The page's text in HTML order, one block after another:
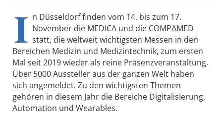
I n Düsseldorf finden vom 14. bis zum 17.
November die MEDICA und die COMPAMED
statt, die weltweit wichtigsten Messen in den
Bereichen Medizin und Medizintechnik, zum ersten
Mal seit 2019 wieder als reine Präsenzveranstaltung.
Über 5000 Aussteller aus der ganzen Welt haben
sich angemeldet. Zu den wichtigsten Themen
gehören in diesem Jahr die Bereiche Digitalisierung,
Automation und Wearables.